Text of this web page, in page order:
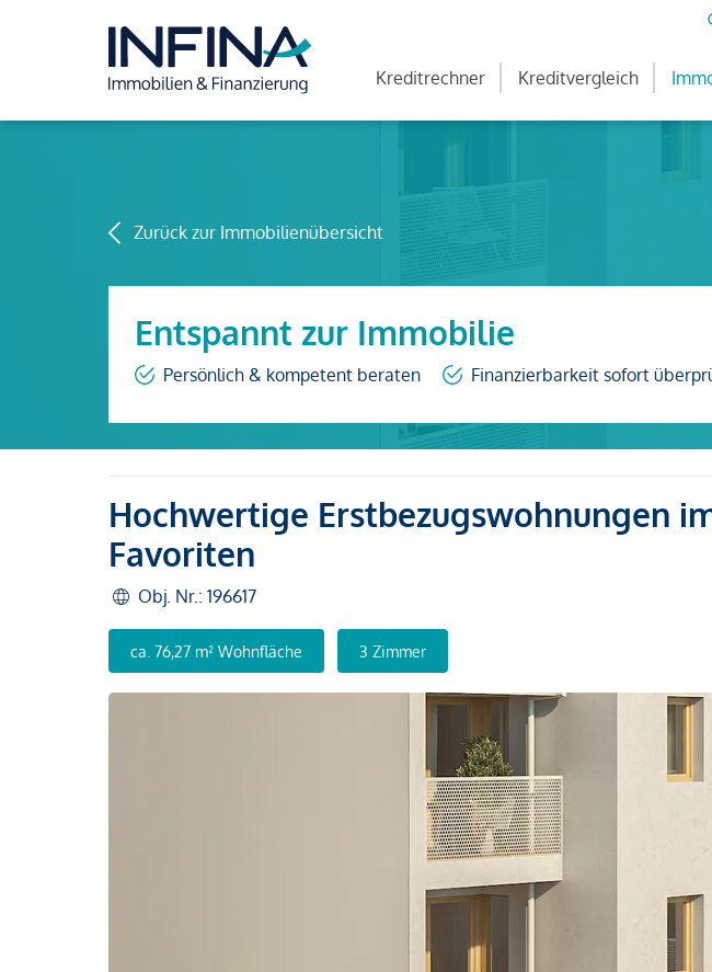
Kreditrechner Kreditvergleich
Zurück zur Immobilienübersicht
Entspannt zur Immobilie
Persönlich & kompetent beraten Finanzierbarkeit sofort
Hochwertige Erstbezugswohnungen
Favoriten
Obj. Nr.: 196617
ca. 76,27 m² Wohnfläche 3 Zimmer